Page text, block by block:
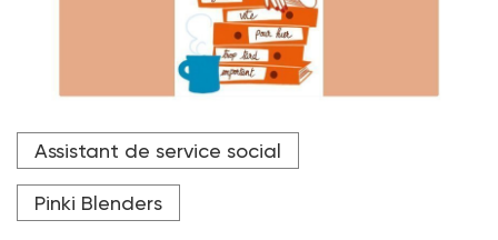
Assistant de service social
Pinki Blenders